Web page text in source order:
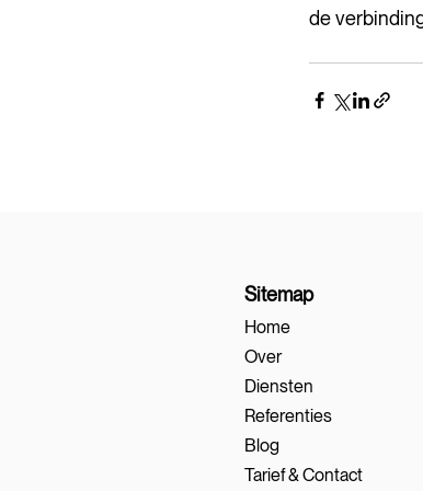
de
Sitemap
Home
Over
Diensten
Referenties
Blog
Tarief & Contact